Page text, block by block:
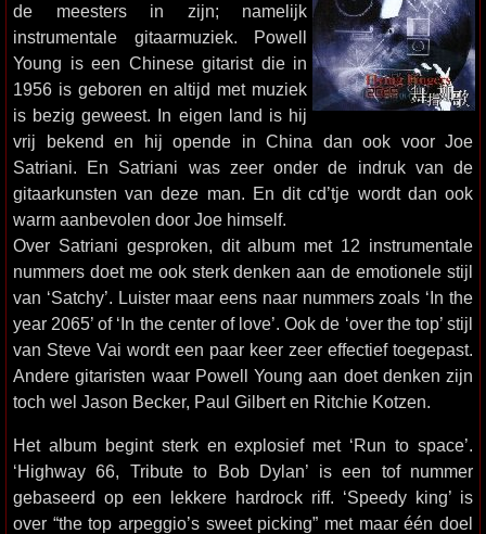
de meesters in zijn; namelijk
instrumentale gitaarmuziek. Powell
Young is een Chinese gitarist die in
1956 is geboren en altijd met muziek
is bezig geweest. In eigen land is hij
vrij bekend en hij opende in China dan ook voor Joe
Satriani. En Satriani was zeer onder de indruk van de
gitaarkunsten van deze man. En dit cd’tje wordt dan ook
warm aanbevolen door Joe himself.
Over Satriani gesproken, dit album met 12 instrumentale
nummers doet me ook sterk denken aan de emotionele stijl
van ‘Satchy’. Luister maar eens naar nummers zoals ‘In the
year 2065’ of ‘In the center of love’. Ook de ‘over the top’ stijl
van Steve Vai wordt een paar keer zeer effectief toegepast.
Andere gitaristen waar Powell Young aan doet denken zijn
toch wel Jason Becker, Paul Gilbert en Ritchie Kotzen.
Het album begint sterk en explosief met ‘Run to space’.
‘Highway 66, Tribute to Bob Dylan’ is een tof nummer
gebaseerd op een lekkere hardrock riff. ‘Speedy king’ is
over “the top arpeggio’s sweet picking” met maar één doel